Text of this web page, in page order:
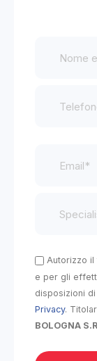
Autorizzo il
e per gli
disposizioni
Privacy.
BOLOGNA